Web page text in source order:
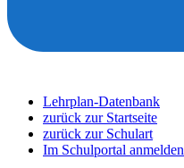
Lehrplan-Datenbank
zurück zur Startseite
zurück zur Schulart
Im Schulportal anmelden